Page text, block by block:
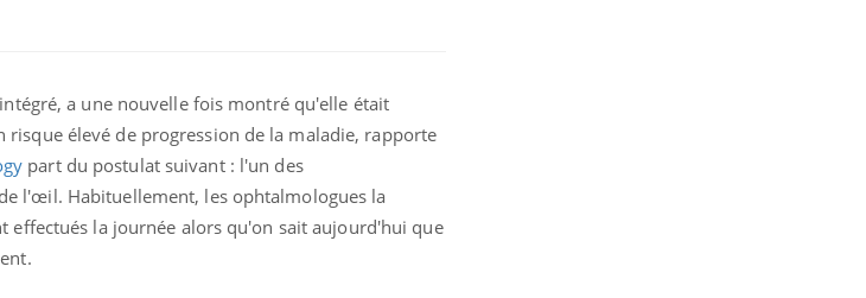
a une nouvelle fois montré qu'elle était
élevé de progression de la maladie, rapporte
part du postulat suivant : l'un des
l'œil. Habituellement, les ophtalmologues la
effectués la journée alors qu'on sait aujourd'hui que